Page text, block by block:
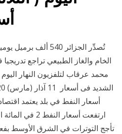
محمد عرقاب لتلفزيون النهار